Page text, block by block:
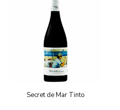
Secret de Mar Tinto